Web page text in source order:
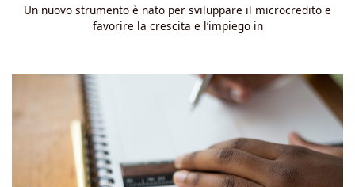
Un nuovo strumento è nato per sviluppare il microcredito e
favorire la crescita e l’impiego in